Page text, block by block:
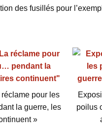
des fusillés pour
pour les
la guerre, les
»
poilus